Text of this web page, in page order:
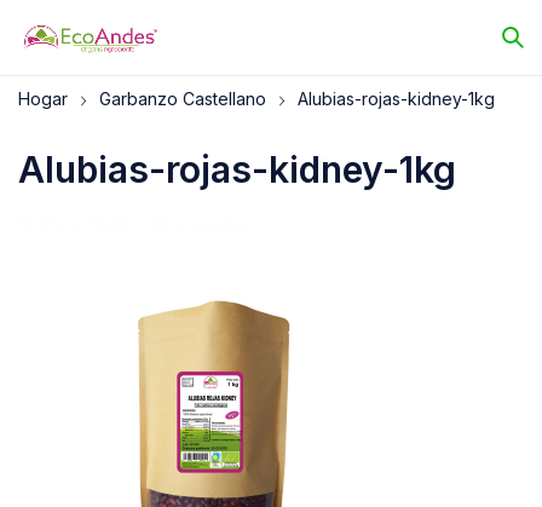
Hogar Garbanzo Castellano Alubias-rojas-kidney-1kg
Alubias-rojas-kidney-1kg